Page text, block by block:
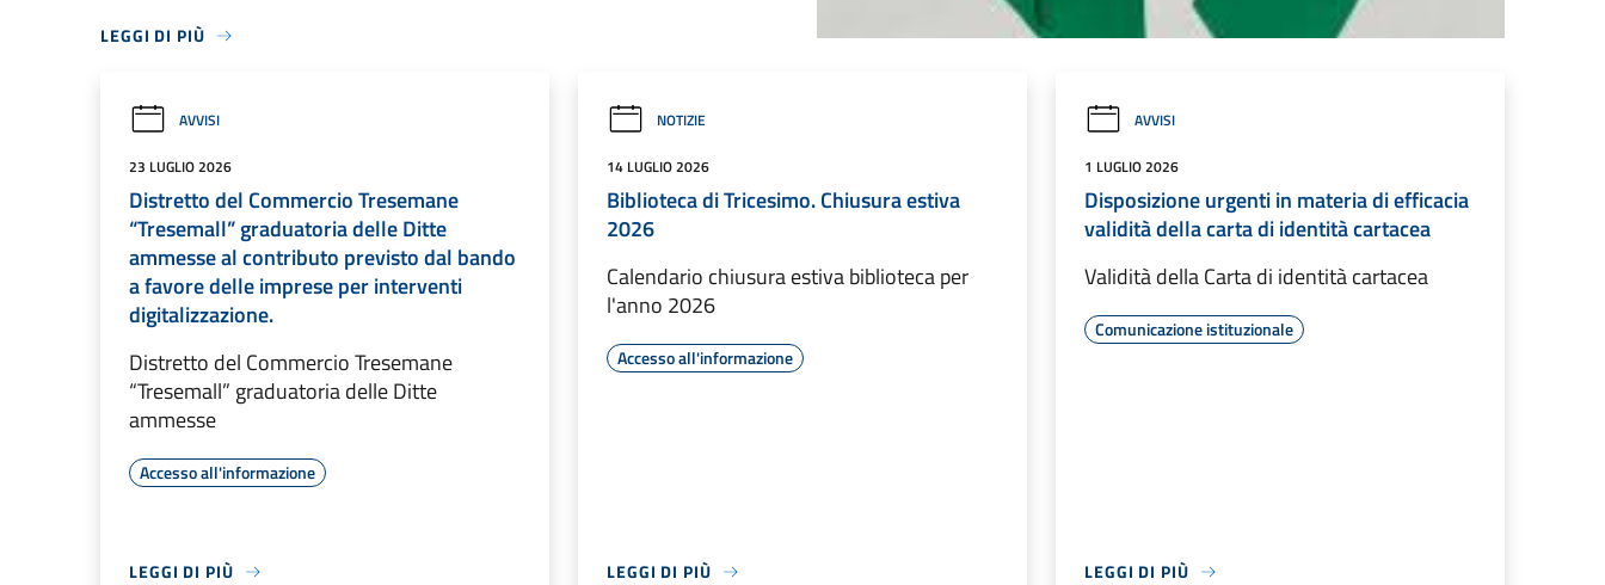
LEGGI DI PIÙ
AVVISI
23 LUGLIO 2026
Distretto del Commercio Tresemane
“Tresemall” graduatoria delle Ditte
ammesse al contributo previsto dal bando
a favore delle imprese per interventi
digitalizzazione.
Distretto del Commercio Tresemane
“Tresemall” graduatoria delle Ditte
ammesse
Accesso all'informazione
LEGGI DI PIÙ
NOTIZIE
14 LUGLIO 2026
Biblioteca di Tricesimo. Chiusura estiva
2026
Calendario chiusura estiva biblioteca per
l'anno 2026
Accesso all'informazione
LEGGI DI PIÙ
AVVISI
1 LUGLIO 2026
Disposizione urgenti in materia di efficacia
validità della carta di identità cartacea
Validità della Carta di identità cartacea
Comunicazione istituzionale
LEGGI DI PIÙ